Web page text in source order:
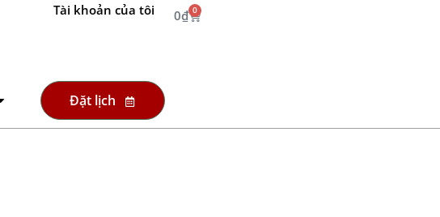
Tài khoản của tôi 0₫ 0
Đặt lịch